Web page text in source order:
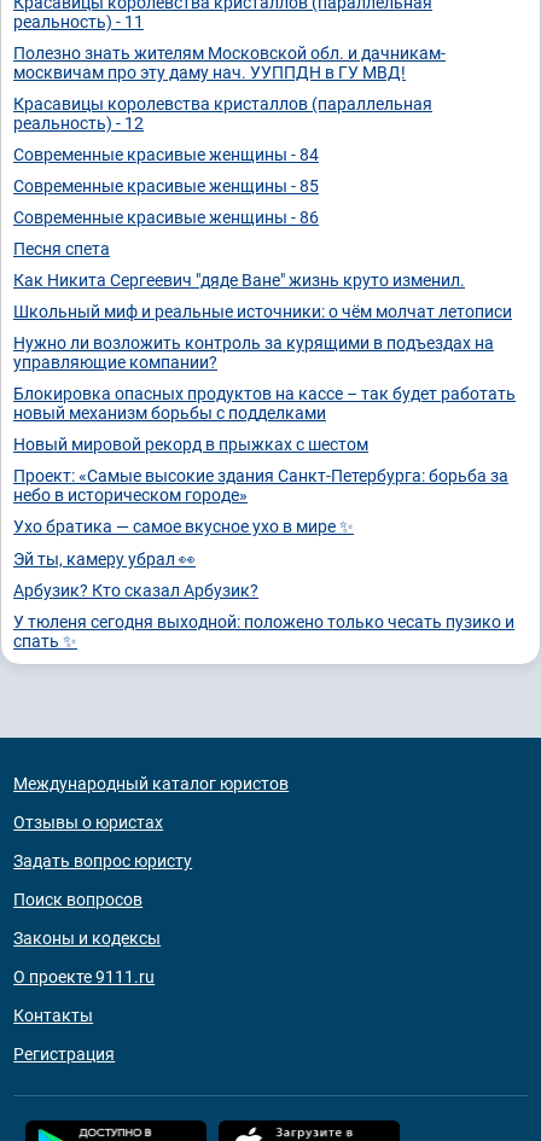
реальность) - 11
Полезно знать жителям Московской обл. и дачникам-
москвичам про эту даму нач. УУППДН в ГУ МВД!
Красавицы королевства кристаллов (параллельная
реальность) - 12
Современные красивые женщины - 84
Современные красивые женщины - 85
Современные красивые женщины - 86
Песня спета
Как Никита Сергеевич "дяде Ване" жизнь круто изменил.
Школьный миф и реальные источники: о чём молчат летописи
Нужно ли возложить контроль за курящими в подъездах на
управляющие компании?
Блокировка опасных продуктов на кассе – так будет работать
новый механизм борьбы с подделками
Новый мировой рекорд в прыжках с шестом
Проект: «Самые высокие здания Санкт-Петербурга: борьба за
небо в историческом городе»
Ухо братика — самое вкусное ухо в мире ✨
Эй ты, камеру убрал 👀
Арбузик? Кто сказал Арбузик?
У тюленя сегодня выходной: положено только чесать пузико и
спать ✨
Международный каталог юристов
Отзывы о юристах
Задать вопрос юристу
Поиск вопросов
Законы и кодексы
О проекте 9111.ru
Контакты
Регистрация